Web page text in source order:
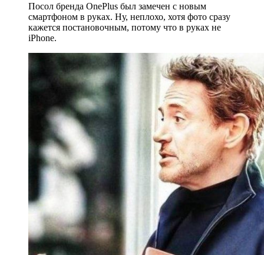
Посол бренда OnePlus был замечен с новым
смартфоном в руках. Ну, неплохо, хотя фото сразу
кажется постановочным, потому что в руках не
iPhone.